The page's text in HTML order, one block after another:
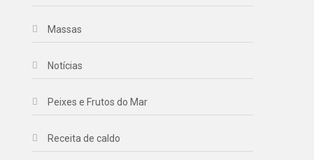
Massas
Notícias
Peixes e Frutos do Mar
Receita de caldo